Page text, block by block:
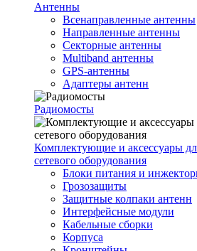
Антенны
Всенаправленные антенны
Направленные антенны
Секторные антенны
Multiband антенны
GPS-антенны
Адаптеры антенн
Радиомосты
Комплектующие и аксессуары
сетевого оборудования
Блоки питания и
Грозозащиты
Защитные колпаки антенн
Интерфейсные модули
Кабельные сборки
Корпуса